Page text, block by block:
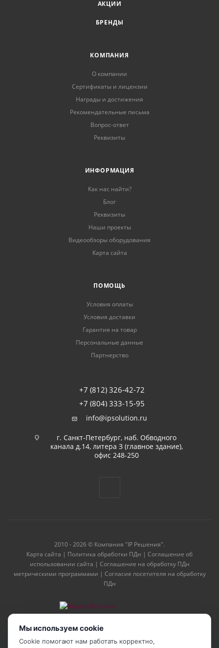
АКЦИИ
БРЕНДЫ
КОМПАНИЯ
О компании
Сертификаты и лицензии
Награды и достижения
Рекомендательные письма
Вопрос-ответ
Реквизиты
ИНФОРМАЦИЯ
Как нас найти?
Блог
Реквизиты
Наши проекты
Видеообзоры оборудования
Карта сайта
ПОМОЩЬ
Условия оплаты
Условия доставки
Гарантия на товар
Персональные данные
Партнерство
+7 (812) 326-42-72
+7 (804) 333-15-95
info@ipsolution.ru
г. Санкт-Петербург, наб. Обводного
канала д.14, литера З (главное здание),
офис 248-250
2010 - 2026 © Компания "IP Решения".
Карта сайта | Политика обработки ПДн | Соглашение об
использовании сайта | Соглашение на обработку ПДн
метрическими программами | Согласие посетителя на обработку
ПДн
Мы используем cookie
Cookie помогают нам работать корректно,